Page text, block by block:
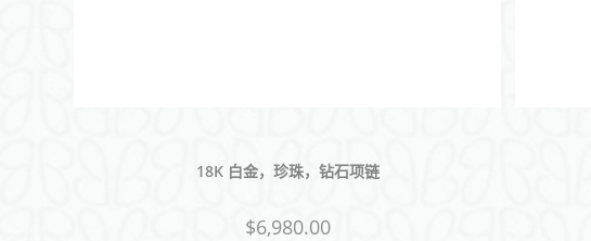
18K 白金，珍珠，钻石项链
$6,980.00